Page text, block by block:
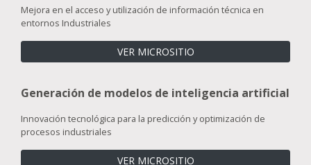
Mejora en el acceso y utilización de información técnica en
entornos Industriales
VER MICROSITIO
Generación de modelos de inteligencia artificial
Innovación tecnológica para la predicción y optimización de
procesos industriales
VER MICROSITIO